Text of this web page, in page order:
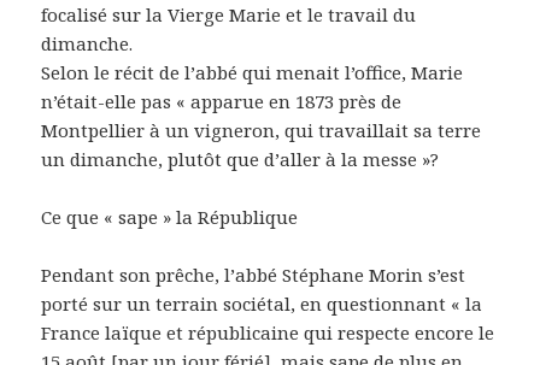
focalisé sur la Vierge Marie et le travail du
dimanche.
Selon le récit de l’abbé qui menait l’office, Marie
n’était-elle pas « apparue en 1873 près de
Montpellier à un vigneron, qui travaillait sa terre
un dimanche, plutôt que d’aller à la messe »?
Ce que « sape » la République
Pendant son prêche, l’abbé Stéphane Morin s’est
porté sur un terrain sociétal, en questionnant « la
France laïque et républicaine qui respecte encore le